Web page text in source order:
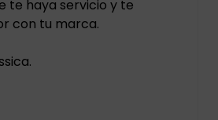
te haya servicio y te
con tu marca.